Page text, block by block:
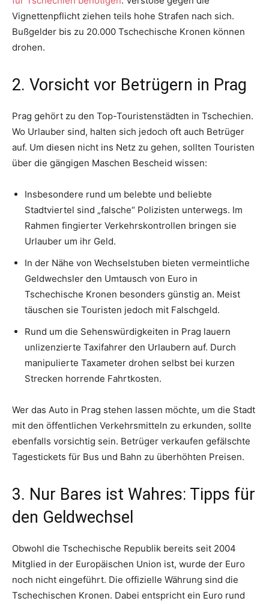
Vignettenpflicht ziehen teils hohe Strafen nach sich.
Bußgelder bis zu 20.000 Tschechische Kronen können
drohen.
2. Vorsicht vor Betrügern in Prag
Prag gehört zu den Top-Touristenstädten in Tschechien.
Wo Urlauber sind, halten sich jedoch oft auch Betrüger
auf. Um diesen nicht ins Netz zu gehen, sollten Touristen
über die gängigen Maschen Bescheid wissen:
Insbesondere rund um belebte und beliebte
Stadtviertel sind „falsche“ Polizisten unterwegs. Im
Rahmen fingierter Verkehrskontrollen bringen sie
Urlauber um ihr Geld.
In der Nähe von Wechselstuben bieten vermeintliche
Geldwechsler den Umtausch von Euro in
Tschechische Kronen besonders günstig an. Meist
täuschen sie Touristen jedoch mit Falschgeld.
Rund um die Sehenswürdigkeiten in Prag lauern
unlizenzierte Taxifahrer den Urlaubern auf. Durch
manipulierte Taxameter drohen selbst bei kurzen
Strecken horrende Fahrtkosten.
Wer das Auto in Prag stehen lassen möchte, um die Stadt
mit den öffentlichen Verkehrsmitteln zu erkunden, sollte
ebenfalls vorsichtig sein. Betrüger verkaufen gefälschte
Tagestickets für Bus und Bahn zu überhöhten Preisen.
3. Nur Bares ist Wahres: Tipps für
den Geldwechsel
Obwohl die Tschechische Republik bereits seit 2004
Mitglied in der Europäischen Union ist, wurde der Euro
noch nicht eingeführt. Die offizielle Währung sind die
Tschechischen Kronen. Dabei entspricht ein Euro rund